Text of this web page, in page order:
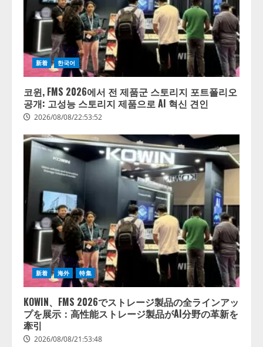
新着 한국어
코윈, FMS 2026에서 전 제품군 스토리지 포트폴리오
공개: 고성능 스토리지 제품으로 AI 혁신 견인
2026/08/08/22:53:52
新着 海外 特集
KOWIN、FMS 2026でストレージ製品の全ラインアッ
プを展示：高性能ストレージ製品がAI分野の革新を
牽引
2026/08/08/21:53:48